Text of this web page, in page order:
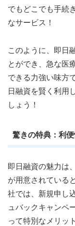
でもどこでも手続
なサービス！
このように、即日
とができ、急な医
できる力強い味方
日融資を賢く利用
しょう！
驚きの特典：利
即日融資の魅力は
が用意されている
社では、新規申し
ュバックキャンペ
って特別なメリッ